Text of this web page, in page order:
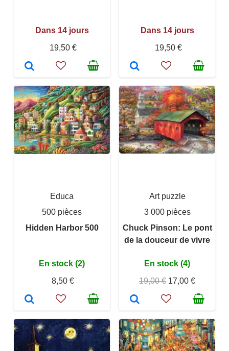
Dans 14 jours
19,50 €
Dans 14 jours
19,50 €
Educa
500 pièces
Hidden Harbor 500
En stock (2)
8,50 €
Art puzzle
3 000 pièces
Chuck Pinson: Le pont
de la douceur de vivre
En stock (4)
19,00 € 17,00 €